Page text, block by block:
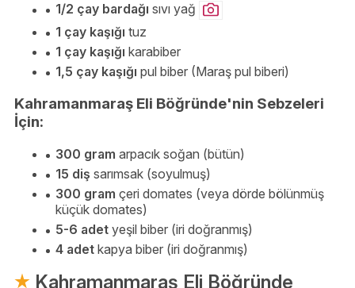
1/2 çay bardağı sıvı yağ
1 çay kaşığı tuz
1 çay kaşığı karabiber
1,5 çay kaşığı pul biber (Maraş pul biberi)
Kahramanmaraş Eli Böğründe'nin Sebzeleri
İçin:
300 gram arpacık soğan (bütün)
15 diş sarımsak (soyulmuş)
300 gram çeri domates (veya dörde bölünmüş
küçük domates)
5-6 adet yeşil biber (iri doğranmış)
4 adet kapya biber (iri doğranmış)
Kahramanmaraş Eli Böğründe